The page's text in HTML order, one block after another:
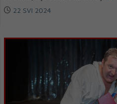
22 SVI 2024